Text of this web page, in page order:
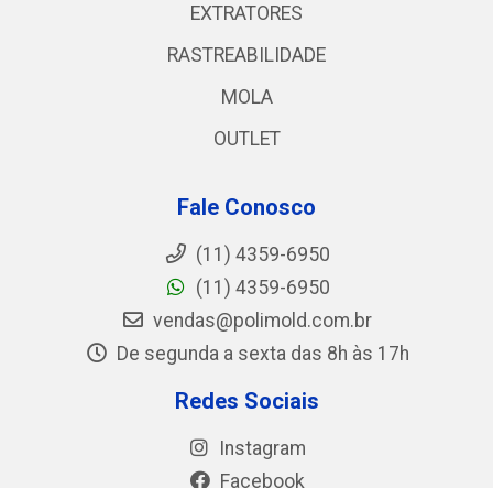
EXTRATORES
RASTREABILIDADE
MOLA
OUTLET
Fale Conosco
(11) 4359-6950
(11) 4359-6950
vendas@polimold.com.br
De segunda a sexta das 8h às 17h
Redes Sociais
Instagram
Facebook